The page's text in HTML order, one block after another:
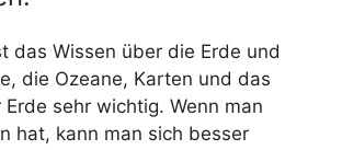
das Wissen über die Erde und
die Ozeane, Karten und das
sehr wichtig. Wenn man
hat, kann man sich besser